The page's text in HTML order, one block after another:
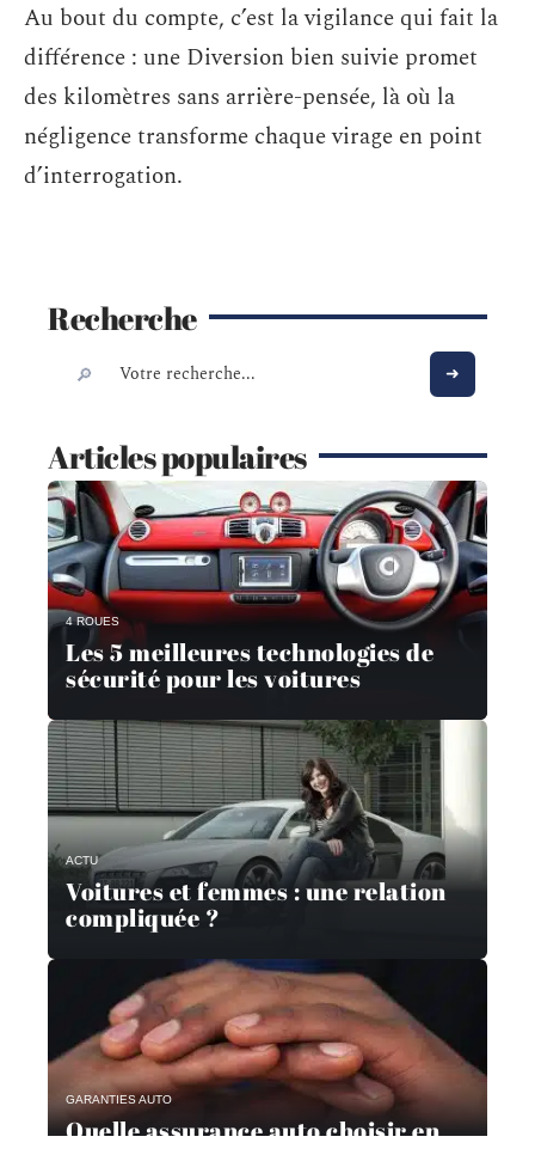
Au bout du compte, c’est la vigilance qui fait la
différence : une Diversion bien suivie promet
des kilomètres sans arrière-pensée, là où la
négligence transforme chaque virage en point
d’interrogation.
Recherche
Articles populaires
4 ROUES
Les 5 meilleures technologies de
sécurité pour les voitures
ACTU
Voitures et femmes : une relation
compliquée ?
GARANTIES AUTO
Quelle assurance auto choisir en